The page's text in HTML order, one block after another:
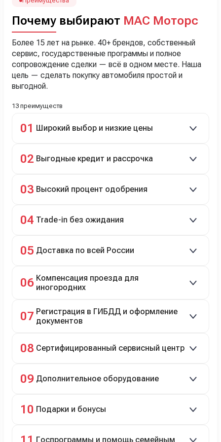
Почему выбирают МАС Моторс
Более 15 лет на рынке. 40+ брендов, собственный
сервис, государственные программы и полное
сопровождение сделки — всё в одном месте. Наша
цель — сделать покупку автомобиля простой и
выгодной.
13 преимуществ
01 Широкий выбор и низкие цены
подержанные авто.
02 Выгодные кредит и рассрочка
рассрочка 0% на 2 года при первом взносе 35–50%.
03 Высокий процент одобрения
04 Trade-in без ожидания
05 Доставка по всей России
06 Компенсация проезда для
иногородних
07 Регистрация в ГИБДД и оформление
документов
08 Сертифицированный сервисный центр
технический ремонт.
09 Дополнительное оборудование
10 Подарки и бонусы
Госпрограммы и помощь семейным